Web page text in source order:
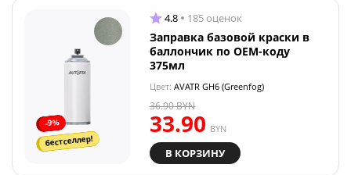
-9%
бестселлер!
4.8 185 оценок
Заправка базовой краски в
баллончик по OEM-коду
375мл
Цвет: AVATR GH6 (Greenfog)
33.90 BYN
36.90BYN
В КОРЗИНУ